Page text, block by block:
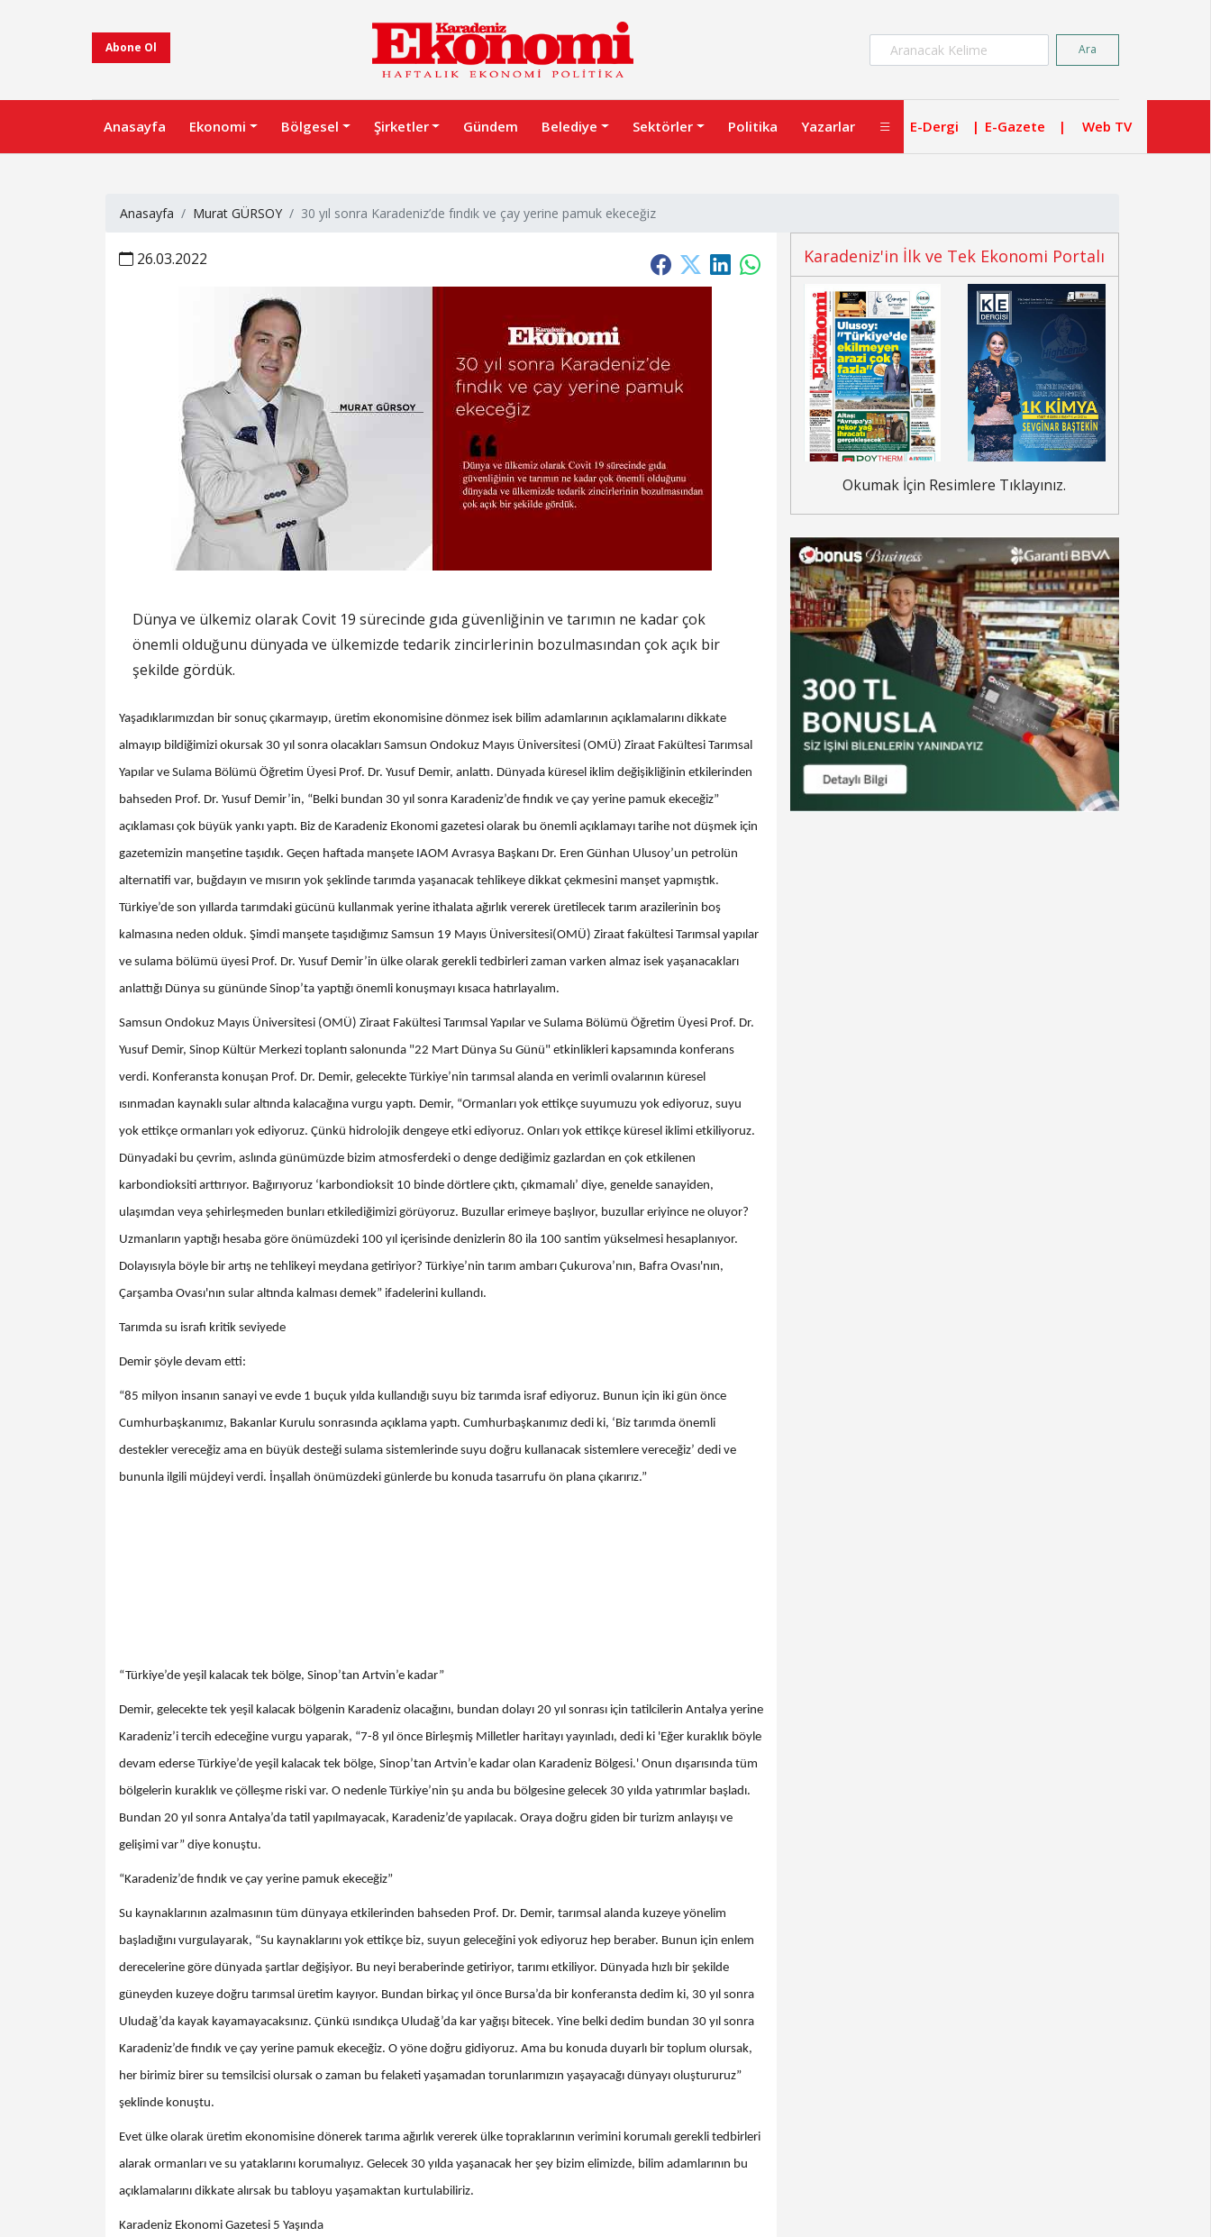
Abone Ol Ara
Anasayfa Ekonomi Bölgesel Şirketler Gündem Belediye Sektörler Politika Yazarlar E-Dergi E-Gazete Web TV
Anasayfa Murat GÜRSOY 30 yıl sonra Karadeniz’de fındık ve çay yerine pamuk ekeceğiz
26.03.2022
Dünya ve ülkemiz olarak Covit 19 sürecinde gıda güvenliğinin ve tarımın ne kadar çok
önemli olduğunu dünyada ve ülkemizde tedarik zincirlerinin bozulmasından çok açık bir
şekilde gördük.
Yaşadıklarımızdan bir sonuç çıkarmayıp, üretim ekonomisine dönmez isek bilim adamlarının açıklamalarını dikkate
almayıp bildiğimizi okursak 30 yıl sonra olacakları Samsun Ondokuz Mayıs Üniversitesi (OMÜ) Ziraat Fakültesi Tarımsal
Yapılar ve Sulama Bölümü Öğretim Üyesi Prof. Dr. Yusuf Demir, anlattı. Dünyada küresel iklim değişikliğinin etkilerinden
bahseden Prof. Dr. Yusuf Demir’in, “Belki bundan 30 yıl sonra Karadeniz’de fındık ve çay yerine pamuk ekeceğiz”
açıklaması çok büyük yankı yaptı. Biz de Karadeniz Ekonomi gazetesi olarak bu önemli açıklamayı tarihe not düşmek için
gazetemizin manşetine taşıdık. Geçen haftada manşete IAOM Avrasya Başkanı Dr. Eren Günhan Ulusoy’un petrolün
alternatifi var, buğdayın ve mısırın yok şeklinde tarımda yaşanacak tehlikeye dikkat çekmesini manşet yapmıştık.
Türkiye’de son yıllarda tarımdaki gücünü kullanmak yerine ithalata ağırlık vererek üretilecek tarım arazilerinin boş
kalmasına neden olduk. Şimdi manşete taşıdığımız Samsun 19 Mayıs Üniversitesi(OMÜ) Ziraat fakültesi Tarımsal yapılar
ve sulama bölümü üyesi Prof. Dr. Yusuf Demir’in ülke olarak gerekli tedbirleri zaman varken almaz isek yaşanacakları
anlattığı Dünya su gününde Sinop’ta yaptığı önemli konuşmayı kısaca hatırlayalım.
Samsun Ondokuz Mayıs Üniversitesi (OMÜ) Ziraat Fakültesi Tarımsal Yapılar ve Sulama Bölümü Öğretim Üyesi Prof. Dr.
Yusuf Demir, Sinop Kültür Merkezi toplantı salonunda "22 Mart Dünya Su Günü" etkinlikleri kapsamında konferans
verdi. Konferansta konuşan Prof. Dr. Demir, gelecekte Türkiye’nin tarımsal alanda en verimli ovalarının küresel
ısınmadan kaynaklı sular altında kalacağına vurgu yaptı. Demir, “Ormanları yok ettikçe suyumuzu yok ediyoruz, suyu
yok ettikçe ormanları yok ediyoruz. Çünkü hidrolojik dengeye etki ediyoruz. Onları yok ettikçe küresel iklimi etkiliyoruz.
Dünyadaki bu çevrim, aslında günümüzde bizim atmosferdeki o denge dediğimiz gazlardan en çok etkilenen
karbondioksiti arttırıyor. Bağırıyoruz ‘karbondioksit 10 binde dörtlere çıktı, çıkmamalı’ diye, genelde sanayiden,
ulaşımdan veya şehirleşmeden bunları etkilediğimizi görüyoruz. Buzullar erimeye başlıyor, buzullar eriyince ne oluyor?
Uzmanların yaptığı hesaba göre önümüzdeki 100 yıl içerisinde denizlerin 80 ila 100 santim yükselmesi hesaplanıyor.
Dolayısıyla böyle bir artış ne tehlikeyi meydana getiriyor? Türkiye’nin tarım ambarı Çukurova’nın, Bafra Ovası'nın,
Çarşamba Ovası'nın sular altında kalması demek” ifadelerini kullandı.
Tarımda su israfı kritik seviyede
Demir şöyle devam etti:
“85 milyon insanın sanayi ve evde 1 buçuk yılda kullandığı suyu biz tarımda israf ediyoruz. Bunun için iki gün önce
Cumhurbaşkanımız, Bakanlar Kurulu sonrasında açıklama yaptı. Cumhurbaşkanımız dedi ki, ‘Biz tarımda önemli
destekler vereceğiz ama en büyük desteği sulama sistemlerinde suyu doğru kullanacak sistemlere vereceğiz’ dedi ve
bununla ilgili müjdeyi verdi. İnşallah önümüzdeki günlerde bu konuda tasarrufu ön plana çıkarırız.”
“Türkiye’de yeşil kalacak tek bölge, Sinop’tan Artvin’e kadar”
Demir, gelecekte tek yeşil kalacak bölgenin Karadeniz olacağını, bundan dolayı 20 yıl sonrası için tatilcilerin Antalya yerine
Karadeniz’i tercih edeceğine vurgu yaparak, “7-8 yıl önce Birleşmiş Milletler haritayı yayınladı, dedi ki 'Eğer kuraklık böyle
devam ederse Türkiye’de yeşil kalacak tek bölge, Sinop’tan Artvin’e kadar olan Karadeniz Bölgesi.' Onun dışarısında tüm
bölgelerin kuraklık ve çölleşme riski var. O nedenle Türkiye’nin şu anda bu bölgesine gelecek 30 yılda yatırımlar başladı.
Bundan 20 yıl sonra Antalya’da tatil yapılmayacak, Karadeniz’de yapılacak. Oraya doğru giden bir turizm anlayışı ve
gelişimi var” diye konuştu.
“Karadeniz’de fındık ve çay yerine pamuk ekeceğiz”
Su kaynaklarının azalmasının tüm dünyaya etkilerinden bahseden Prof. Dr. Demir, tarımsal alanda kuzeye yönelim
başladığını vurgulayarak, “Su kaynaklarını yok ettikçe biz, suyun geleceğini yok ediyoruz hep beraber. Bunun için enlem
derecelerine göre dünyada şartlar değişiyor. Bu neyi beraberinde getiriyor, tarımı etkiliyor. Dünyada hızlı bir şekilde
güneyden kuzeye doğru tarımsal üretim kayıyor. Bundan birkaç yıl önce Bursa’da bir konferansta dedim ki, 30 yıl sonra
Uludağ’da kayak kayamayacaksınız. Çünkü ısındıkça Uludağ’da kar yağışı bitecek. Yine belki dedim bundan 30 yıl sonra
Karadeniz’de fındık ve çay yerine pamuk ekeceğiz. O yöne doğru gidiyoruz. Ama bu konuda duyarlı bir toplum olursak,
her birimiz birer su temsilcisi olursak o zaman bu felaketi yaşamadan torunlarımızın yaşayacağı dünyayı oluştururuz”
şeklinde konuştu.
Evet ülke olarak üretim ekonomisine dönerek tarıma ağırlık vererek ülke topraklarının verimini korumalı gerekli tedbirleri
alarak ormanları ve su yataklarını korumalıyız. Gelecek 30 yılda yaşanacak her şey bizim elimizde, bilim adamlarının bu
açıklamalarını dikkate alırsak bu tabloyu yaşamaktan kurtulabiliriz.
Karadeniz Ekonomi Gazetesi 5 Yaşında
Karadeniz'in İlk ve Tek Ekonomi Portalı
Okumak İçin Resimlere Tıklayınız.